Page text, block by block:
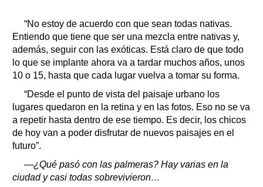
“No estoy de acuerdo con que sean todas nativas.
Entiendo que tiene que ser una mezcla entre nativas y,
además, seguir con las exóticas. Está claro de que todo
lo que se implante ahora va a tardar muchos años, unos
10 o 15, hasta que cada lugar vuelva a tomar su forma.
“Desde el punto de vista del paisaje urbano los
lugares quedaron en la retina y en las fotos. Eso no se va
a repetir hasta dentro de ese tiempo. Es decir, los chicos
de hoy van a poder disfrutar de nuevos paisajes en el
futuro”.
—¿Qué pasó con las palmeras? Hay varias en la
ciudad y casi todas sobrevivieron…